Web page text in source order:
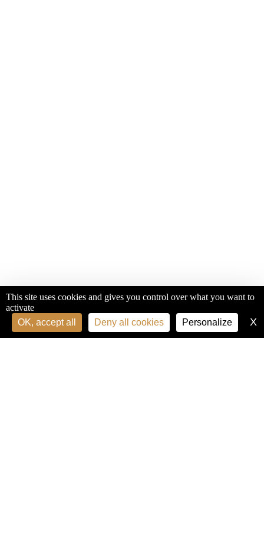
This site uses cookies and gives you control over what you want to
activate
OK, accept all
Deny all cookies Personalize X